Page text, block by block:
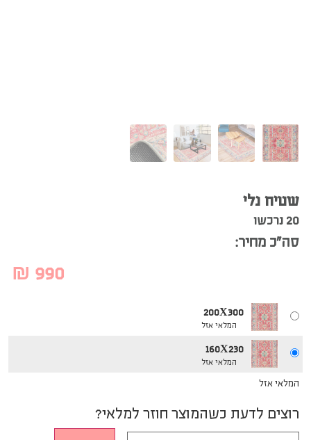
שטיח נלי
20 נרכשו
סה”כ מחיר:
₪ 990
200X300
המלאי אזל
160X230
המלאי אזל
המלאי אזל
רוצים לדעת כשהמוצר חוזר למלאי?